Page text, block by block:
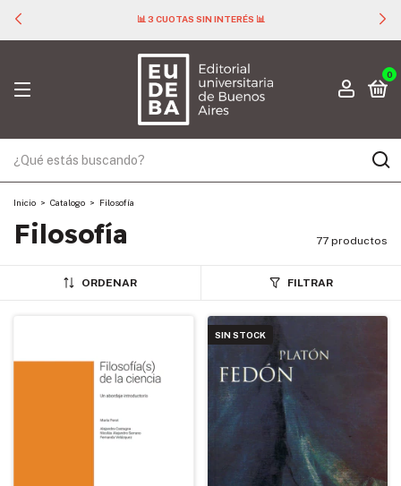
📊 3 CUOTAS SIN INTERÉS 📊
0
Inicio > Catalogo > Filosofía
Filosofía 77 productos
ORDENAR FILTRAR
SIN STOCK